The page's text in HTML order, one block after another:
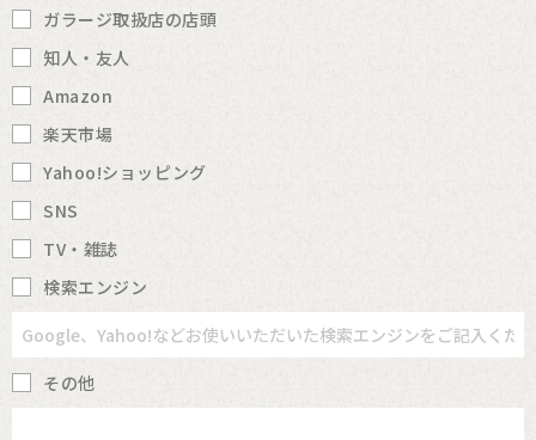
ガラージ取扱店の店頭
知人・友人
Amazon
楽天市場
Yahoo!ショッピング
SNS
TV・雑誌
検索エンジン
その他